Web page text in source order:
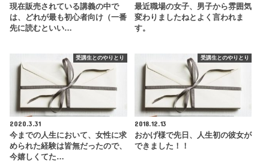
現在販売されている講義の中で
は、どれが最も初心者向け（一番
先に読むといい…
最近職場の女子、男子から雰囲気
変わりましたねとよく言われま
す。
受講生とのやりとり
2020.3.31
今までの人生において、女性に求
められた経験は皆無だったので、
今嬉しくてた…
受講生とのやりとり
2018.12.13
おかげ様で先日、人生初の彼女が
できました！！